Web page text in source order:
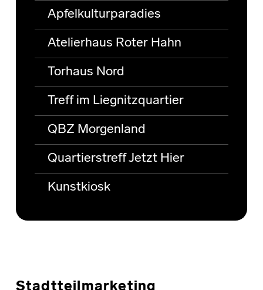
Apfelkulturparadies
Atelierhaus Roter Hahn
Torhaus Nord
Treff im Liegnitzquartier
QBZ Morgenland
Quartierstreff Jetzt Hier
Kunstkiosk
Stadtteilmarketing